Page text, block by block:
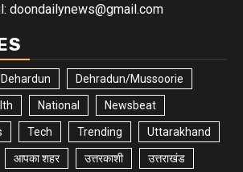
doondailynews@gmail.com
Dehardun Dehradun/Mussoorie
National Newsbeat
Tech Trending Uttarakhand
आपका शहर उत्तरकाशी उत्तराखंड